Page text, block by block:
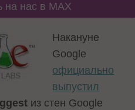
на нас в MAX
Накануне
Google
официально
выпустил
из стен Google